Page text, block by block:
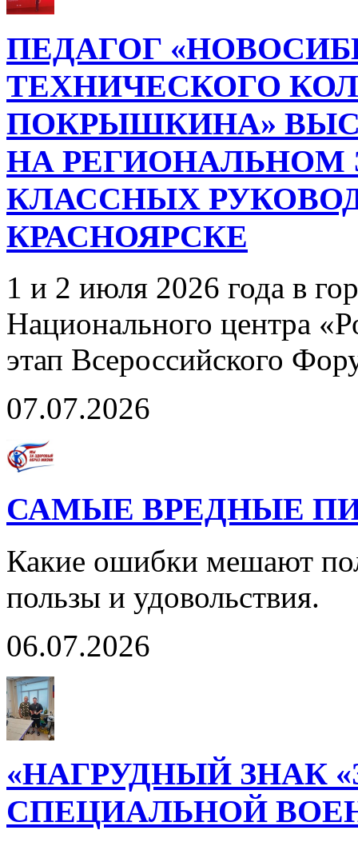
ПЕДАГОГ
ТЕХНИЧЕСКОГО
ПОКРЫШКИНА»
НА РЕГИОНАЛЬНОМ
КЛАССНЫХ
КРАСНОЯРСКЕ
1 и 2 июля 2026 года в
Национального центра
этап Всероссийского
07.07.2026
САМЫЕ ВРЕДНЫЕ
Какие ошибки мешают
пользы и удовольствия.
06.07.2026
«НАГРУДНЫЙ ЗНАК
СПЕЦИАЛЬНОЙ